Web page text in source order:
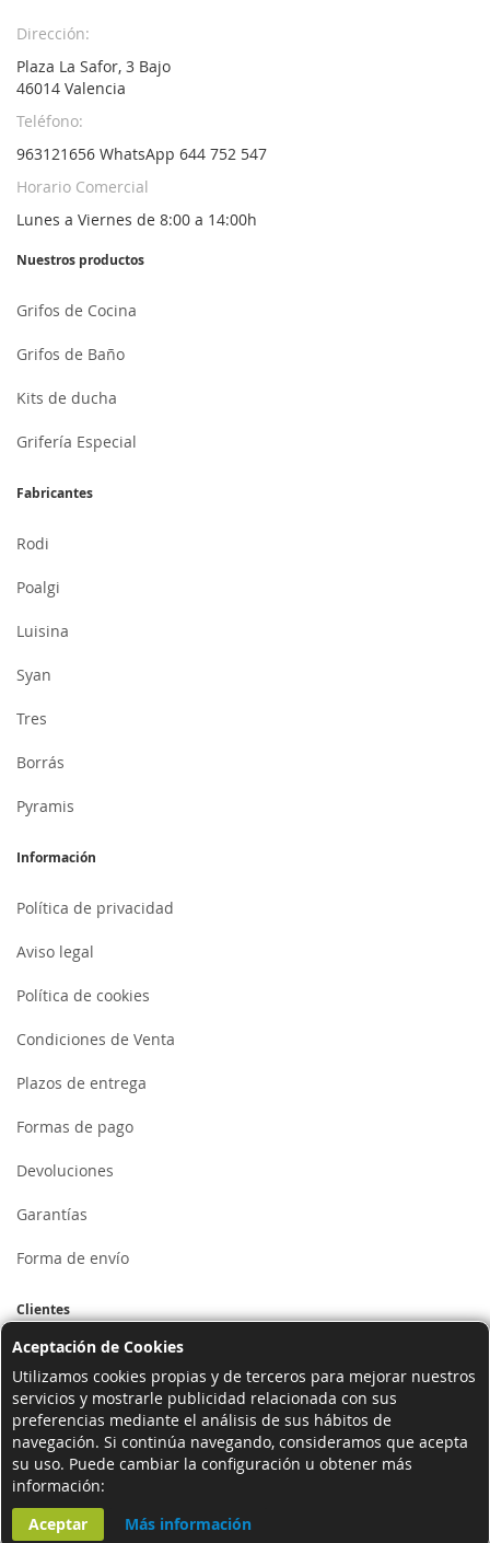
Aceptación de Cookies
Utilizamos cookies propias y de terceros para mejorar nuestros
servicios y mostrarle publicidad relacionada con sus
preferencias mediante el análisis de sus hábitos de
navegación. Si continúa navegando, consideramos que acepta
su uso. Puede cambiar la configuración u obtener más
información:
Aceptar
Más información
Dirección:
Plaza La Safor, 3 Bajo
46014 Valencia
Teléfono:
963121656 WhatsApp 644 752 547
Horario Comercial
Lunes a Viernes de 8:00 a 14:00h
Nuestros productos
Grifos de Cocina
Grifos de Baño
Kits de ducha
Grifería Especial
Fabricantes
Rodi
Poalgi
Luisina
Syan
Tres
Borrás
Pyramis
Información
Política de privacidad
Aviso legal
Política de cookies
Condiciones de Venta
Plazos de entrega
Formas de pago
Devoluciones
Garantías
Forma de envío
Clientes
Mi cuenta
Registrarse
Iniciar sesión
Contactar
© 2020 grifotienda.com - Grupo E23W Distribuciones, S.L. CIF: B98123102 -